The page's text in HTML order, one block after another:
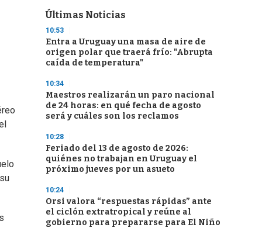
Últimas Noticias
10:53
Entra a Uruguay una masa de aire de
origen polar que traerá frío: "Abrupta
caída de temperatura"
10:34
Maestros realizarán un paro nacional
de 24 horas: en qué fecha de agosto
será y cuáles son los reclamos
10:28
Feriado del 13 de agosto de 2026:
quiénes no trabajan en Uruguay el
próximo jueves por un asueto
10:24
Orsi valora “respuestas rápidas” ante
el ciclón extratropical y reúne al
gobierno para prepararse para El Niño